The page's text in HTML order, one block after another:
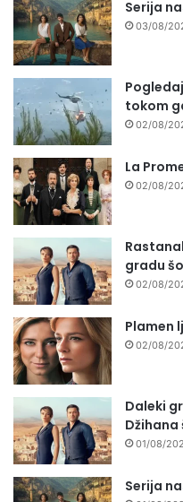
Serija
03/08/
tokom
02/08/
La
02/08/
gradu
02/08/
Plamen
02/08/
Daleki
01/08/
Serija